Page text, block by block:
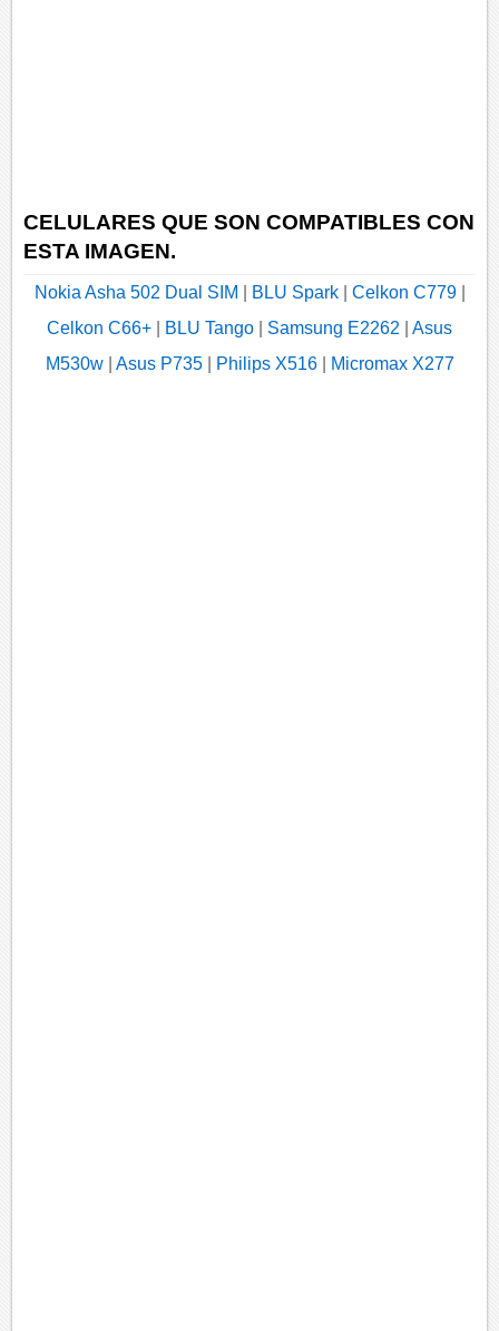
CELULARES QUE SON COMPATIBLES CON
ESTA IMAGEN.
Nokia Asha 502 Dual SIM BLU Spark| Celkon C779|
Celkon C66+
BLU Tango Samsung E2262
Asus
M530w| Asus P735| Philips X516| Micromax X277